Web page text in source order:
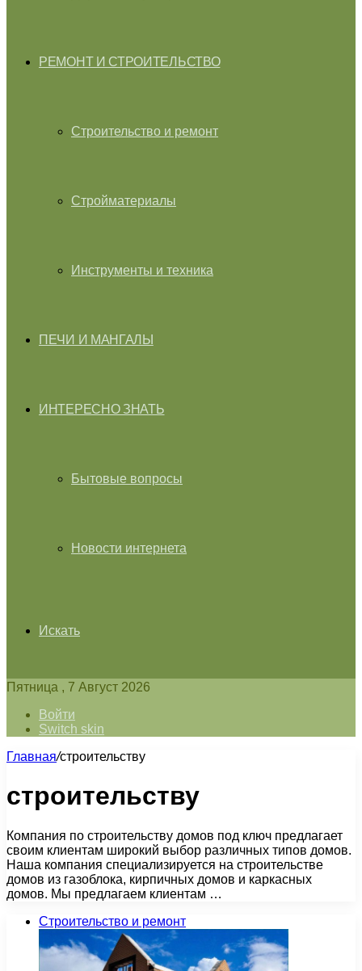
РЕМОНТ И СТРОИТЕЛЬСТВО
Строительство и ремонт
Стройматериалы
Инструменты и техника
ПЕЧИ И МАНГАЛЫ
ИНТЕРЕСНО ЗНАТЬ
Бытовые вопросы
Новости интернета
Искать
Пятница , 7 Август 2026
Войти
Switch skin
Главная/строительству
строительству
Компания по строительству домов под ключ предлагает
своим клиентам широкий выбор различных типов домов.
Наша компания специализируется на строительстве
домов из газоблока, кирпичных домов и каркасных
домов. Мы предлагаем клиентам …
Строительство и ремонт